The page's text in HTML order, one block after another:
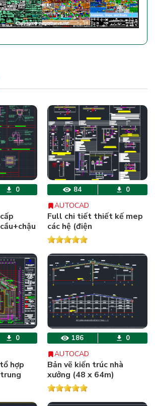
0 84 0
AUTOCAD
Full chi tiết thiết kế mep
các hệ (điện
+nước+HVAC+CHỮA
CHÁY..)
0
hợp
hộ
186 0
AUTOCAD
Bản vẽ kiến trúc nhà
xưởng (48 x 64m)